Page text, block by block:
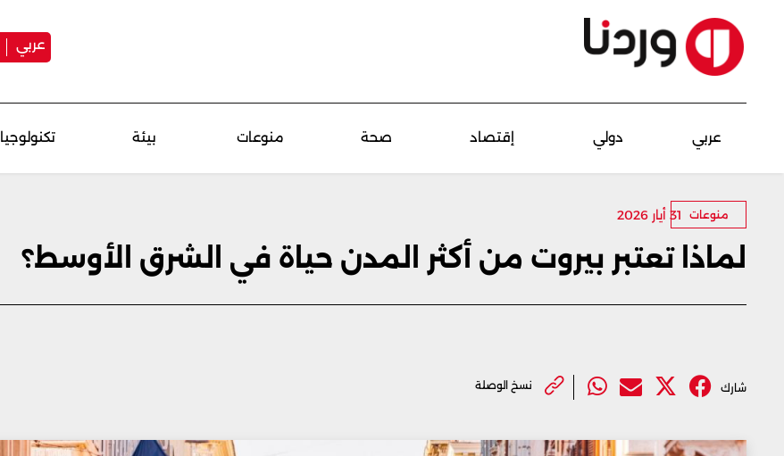
عربي
عربي دولي إقتصاد صحة منوعات بيئة تكنولوجيا
منوعات 31 أيار 2026
لماذا تعتبر بيروت من أكثر المدن حياة في الشرق الأوسط؟
شارك نسخ الوصلة